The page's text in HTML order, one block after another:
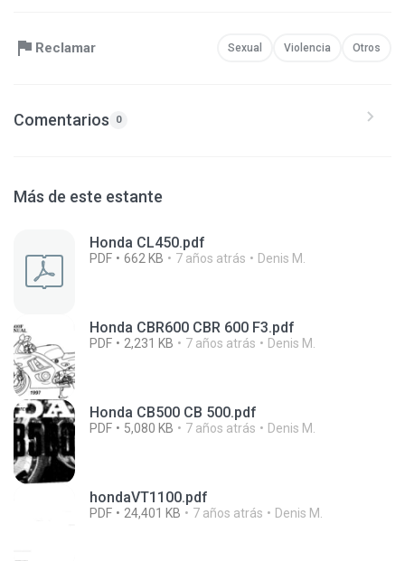
Reclamar Sexual Violencia Otros
Comentarios 0
Más de este estante
Honda CL450.pdf
PDF 662 KB 7 años atrás Denis M.
Honda CBR600 CBR 600 F3.pdf
PDF 2,231 KB 7 años atrás Denis M.
Honda CB500 CB 500.pdf
PDF 5,080 KB 7 años atrás Denis M.
hondaVT1100.pdf
PDF 24,401 KB 7 años atrás Denis M.